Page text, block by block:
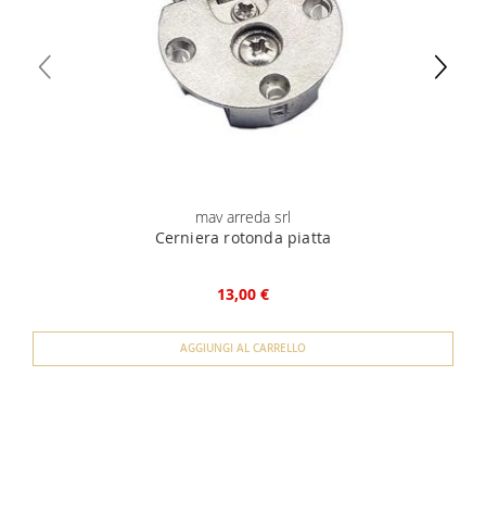
mav arreda srl
Cerniera rotonda piatta
13,00 €
AGGIUNGI AL CARRELLO